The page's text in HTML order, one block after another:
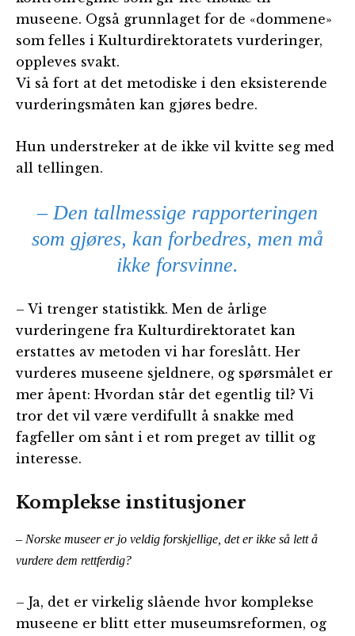
museene. Også grunnlaget for de «dommene»
som felles i Kulturdirektoratets vurderinger,
oppleves svakt.
Vi så fort at det metodiske i den eksisterende
vurderingsmåten kan gjøres bedre.
Hun understreker at de ikke vil kvitte seg med
all tellingen.
– Den tallmessige rapporteringen
som gjøres, kan forbedres, men må
ikke forsvinne.
– Vi trenger statistikk. Men de årlige
vurderingene fra Kulturdirektoratet kan
erstattes av metoden vi har foreslått. Her
vurderes museene sjeldnere, og spørsmålet er
mer åpent: Hvordan står det egentlig til? Vi
tror det vil være verdifullt å snakke med
fagfeller om sånt i et rom preget av tillit og
interesse.
Komplekse institusjoner
– Norske museer er jo veldig forskjellige, det er ikke så lett å
vurdere dem rettferdig?
– Ja, det er virkelig slående hvor komplekse
museene er blitt etter museumsreformen, og